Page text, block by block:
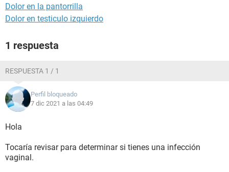
Dolor en la pantorrilla
Dolor en testiculo izquierdo
1 respuesta
RESPUESTA 1 / 1
Perfil bloqueado
7 dic 2021 a las 04:49
Hola
Tocaría revisar para determinar si tienes una infección
vaginal.